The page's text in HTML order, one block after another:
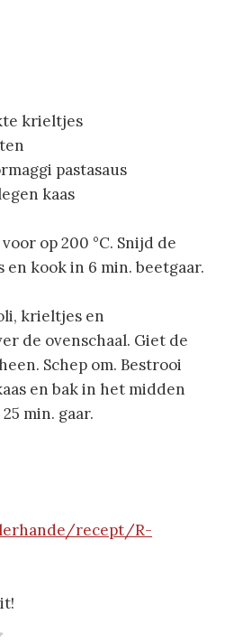
krieltjes
pastasaus
kaas
op 200 °C. Snijd de
kook in 6 min. beetgaar.
krieltjes en
de ovenschaal. Giet de
Schep om. Bestrooi
en bak in het midden
min. gaar.
recept/R-